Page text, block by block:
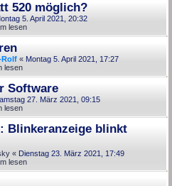
520 möglich?
5. April 2021, 20:32
lesen
Rolf « Montag 5. April 2021, 17:27
lesen
Software
27. März 2021, 09:15
lesen
Blinkeranzeige blinkt
« Dienstag 23. März 2021, 17:49
lesen